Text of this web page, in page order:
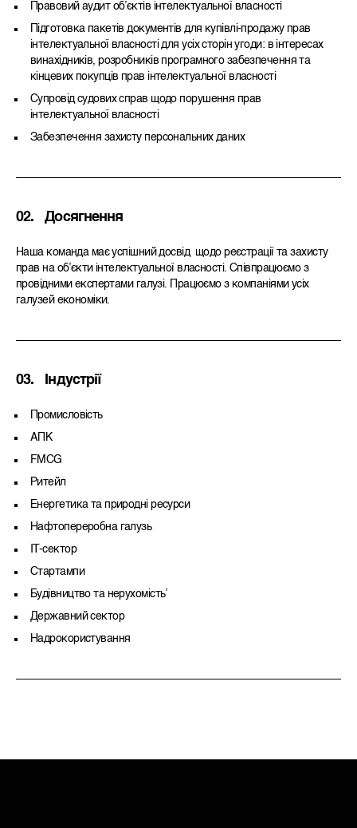
Правовий аудит об’єктів інтелектуальної власності
Підготовка пакетів документів для купівлі-продажу прав
інтелектуальної власності для усіх сторін угоди: в інтересах
винахідників, розробників програмного забезпечення та
кінцевих покупців прав інтелектуальної власності
Супровід судових справ щодо порушення прав
інтелектуальної власності
Забезпечення захисту персональних даних
02. Досягнення
Наша команда має успішний досвід щодо реєстрації та захисту
прав на об’єкти інтелектуальної власності. Співпрацюємо з
провідними експертами галузі. Працюємо з компаніями усіх
галузей економіки.
03. Індустрії
Промисловість
АПК
FMCG
Ритейл
Енергетика та природні ресурси
Нафтопереробна галузь
IT-сектор
Стартампи
Будівництво та нерухомістьʼ
Державний сектор
Надрокористування